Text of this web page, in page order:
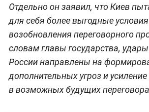
Отдельно он заявил, что Киев
для себя более выгодные
возобновления переговорного
словам главы государства,
России направлены на
дополнительных угроз и
в возможных будущих